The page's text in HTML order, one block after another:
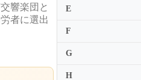
響楽団と
者に選出
E
F
G
H